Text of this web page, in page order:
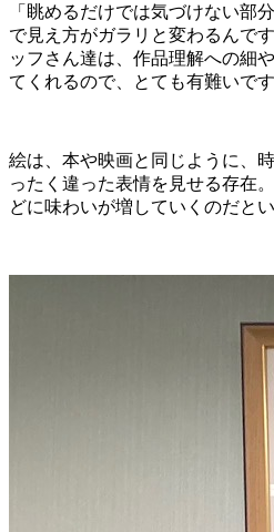
「眺めるだけでは気づけない部
で見え方がガラリと変わるんで
ッフさん達は、作品理解への細
てくれるので、とても有難いです
絵は、本や映画と同じように、
ったく違った表情を見せる存在
どに味わいが増していくのだとい